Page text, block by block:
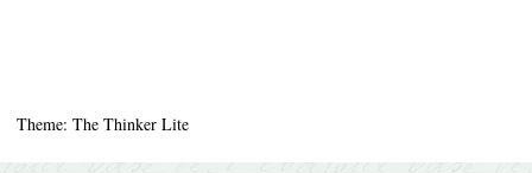
Theme: The Thinker Lite